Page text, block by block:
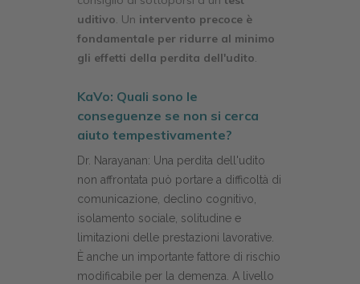
uditivo. Un intervento precoce è
fondamentale per ridurre al minimo
gli effetti della perdita dell'udito.
KaVo: Quali sono le
conseguenze se non si cerca
aiuto tempestivamente?
Dr. Narayanan: Una perdita dell'udito
non affrontata può portare a difficoltà di
comunicazione, declino cognitivo,
isolamento sociale, solitudine e
limitazioni delle prestazioni lavorative.
È anche un importante fattore di rischio
modificabile per la demenza. A livello